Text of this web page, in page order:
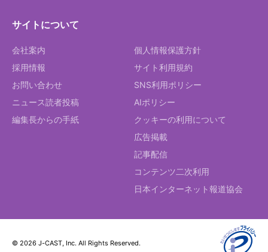
サイトについて
会社案内
採用情報
お問い合わせ
ニュース読者投稿
編集長からの手紙
個人情報保護方針
サイト利用規約
SNS利用ポリシー
AIポリシー
クッキーの利用について
広告掲載
記事配信
コンテンツ二次利用
日本インターネット報道協会
© 2026 J-CAST, Inc. All Rights Reserved.